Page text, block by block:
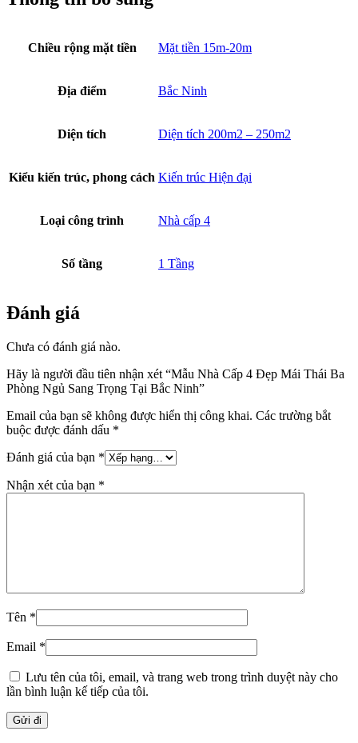
Chiều rộng mặt tiền Mặt tiền 15m-20m
Địa điểm Bắc Ninh
Diện tích Diện tích 200m2 – 250m2
Kiểu kiến trúc, phong cách Kiến trúc Hiện đại
Loại công trình Nhà cấp 4
Số tầng 1 Tầng
Đánh giá
Chưa có đánh giá nào.
Hãy là người đầu tiên nhận xét “Mẫu Nhà Cấp 4 Đẹp Mái Thái Ba
Phòng Ngủ Sang Trọng Tại Bắc Ninh”
Email của bạn sẽ không được hiển thị công khai. Các trường bắt
buộc được đánh dấu *
Đánh giá của bạn *
Nhận xét của bạn *
Tên *
Email *
Lưu tên của tôi, email, và trang web trong trình duyệt này cho
lần bình luận kế tiếp của tôi.